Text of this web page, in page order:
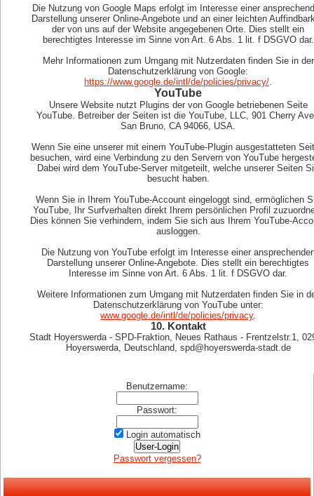
Die Nutzung von Google Maps erfolgt im Interesse einer
Darstellung unserer Online-Angebote und an einer leichten
der von uns auf der Website angegebenen Orte. Dies stellt ein
berechtigtes Interesse im Sinne von Art. 6 Abs. 1 lit. f DSGVO dar.
Mehr Informationen zum Umgang mit Nutzerdaten finden Sie in der
Datenschutzerklärung von Google:
https://www.google.de/intl/de/policies/privacy/.
YouTube
Unsere Website nutzt Plugins der von Google betriebenen Seite
YouTube. Betreiber der Seiten ist die YouTube, LLC, 901 Cherry
San Bruno, CA 94066, USA.
Wenn Sie eine unserer mit einem YouTube-Plugin ausgestatteten
besuchen, wird eine Verbindung zu den Servern von YouTube
Dabei wird dem YouTube-Server mitgeteilt, welche unserer Seiten
besucht haben.
Wenn Sie in Ihrem YouTube-Account eingeloggt sind, ermöglichen
YouTube, Ihr Surfverhalten direkt Ihrem persönlichen Profil
Dies können Sie verhindern, indem Sie sich aus Ihrem YouTube-
ausloggen.
Die Nutzung von YouTube erfolgt im Interesse einer
Darstellung unserer Online-Angebote. Dies stellt ein berechtigtes
Interesse im Sinne von Art. 6 Abs. 1 lit. f DSGVO dar.
Weitere Informationen zum Umgang mit Nutzerdaten finden Sie in
Datenschutzerklärung von YouTube unter:
www.google.de/intl/de/policies/privacy.
10. Kontakt
Stadt Hoyerswerda - SPD-Fraktion, Neues Rathaus - Frentzelstr.1,
Hoyerswerda, Deutschland, spd@hoyerswerda-stadt.de
Benutzername:
Passwort:
Login automatisch
Passwort vergessen?